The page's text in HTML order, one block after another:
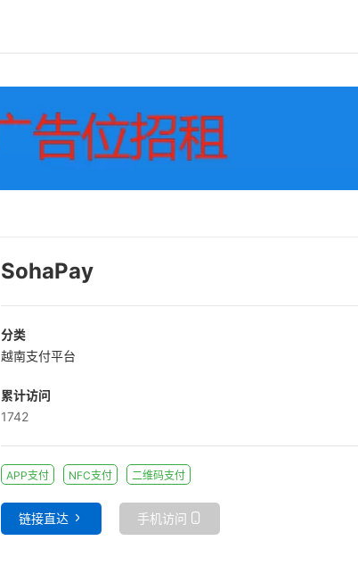
SohaPay
分类
越南支付平台
累计访问
1742
APP支付 NFC支付 二维码支付
链接直达 手机访问